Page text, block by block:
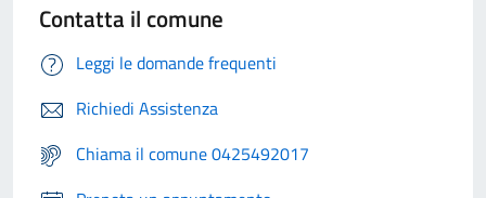
Contatta il comune
Leggi le domande frequenti
Richiedi Assistenza
Chiama il comune 0425492017